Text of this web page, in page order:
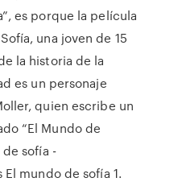
es porque la película
una joven de 15
la historia de la
es un personaje
quien escribe un
“El Mundo de
de sofía -
mundo de sofía 1.